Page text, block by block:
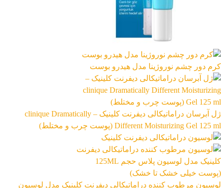
کرم دور چشم نوروژینا مدل هیدرو بوست
ژل آبرسان دراماتیکالی دیفرنت کلینیک – clinique Dramatically
Different Moisturizing Gel 125 ml (پوست چرب و مختلط)
لوسیون مرطوب کننده دراماتیکالی دیفرنت کلینیک مدل لوسیون